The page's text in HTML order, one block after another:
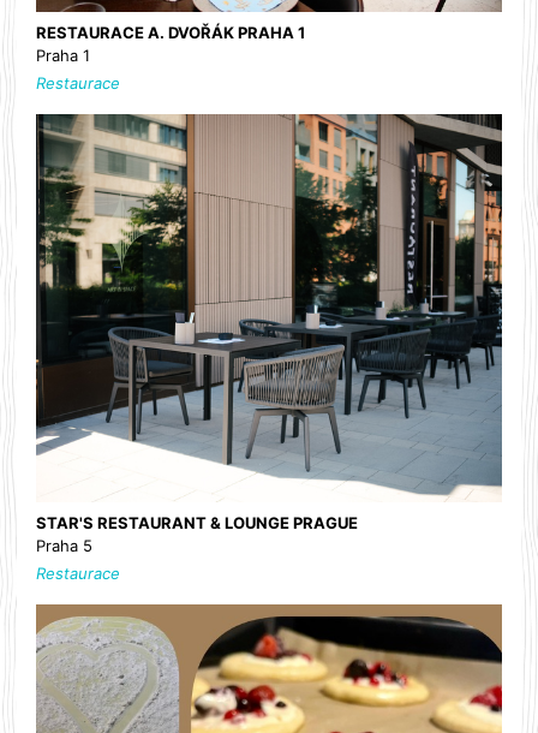
RESTAURACE A. DVOŘÁK PRAHA 1
Praha 1
Restaurace
STAR'S RESTAURANT & LOUNGE PRAGUE
Praha 5
Restaurace